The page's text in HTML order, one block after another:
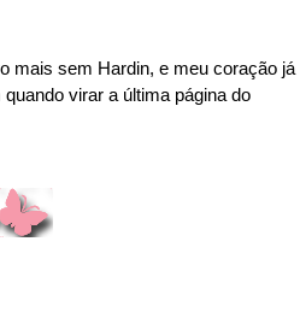
mais sem Hardin, e meu coração já
virar a última página do